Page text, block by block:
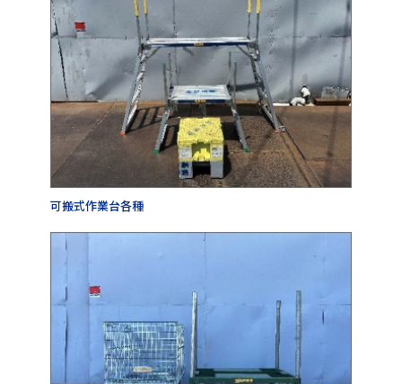
可搬式作業台各種